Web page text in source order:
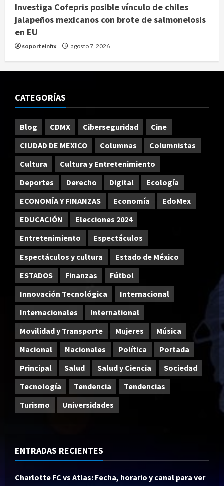
Investiga Cofepris posible vínculo de chiles
jalapeños mexicanos con brote de salmonelosis
en EU
soporteinfix agosto 7, 2026
CATEGORÍAS
Blog CDMX Ciberseguridad
Cine
CIUDAD DE MEXICO
Columnas
Columnistas
Cultura
Cultura y Entretenimiento
Deportes
Derecho Digital
Ecología
ECONOMÍA Y FINANZAS
Economía
EdoMex
EDUCACIÓN
Elecciones 2024
Entretenimiento
Espectáculos
Espectáculos y cultura
Estado de México
ESTADOS
Finanzas
Fútbol
Innovación Tecnológica
Internacional
Internacionales
International
Movilidad y Transporte
Mujeres
Música
Nacional
Nacionales Política
Portada
Principal
Salud Salud y Ciencia
Sociedad
Tecnología
Tendencia
Tendencias
Turismo
Universidades
ENTRADAS RECIENTES
Charlotte FC vs Atlas: Fecha, horario y canal para ver